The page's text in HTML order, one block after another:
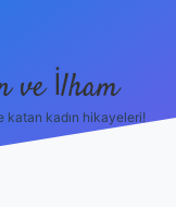
ve İlham
katan kadın hikayeleri!